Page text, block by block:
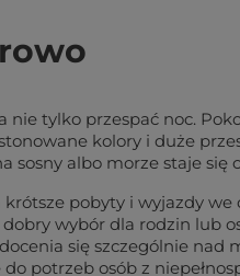
tylko przespać noc.
kolory i duże
sosny albo morze staje się
pobyty i wyjazdy
wybór dla rodzin lub
się szczególnie nad
potrzeb osób z